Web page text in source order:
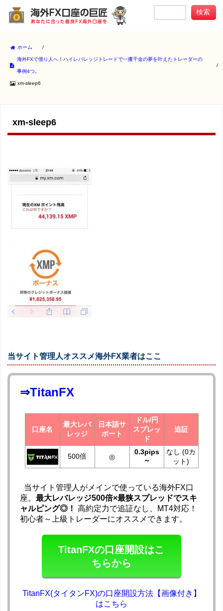
ホーム /
海外FXで億り人へ！ハイレバレッジトレードで一攫千金の夢を叶えたトレーダーの
事例4つ。
/
xm-sleep6
xm-sleep6
当サイト管理人オススメ海外FX業者はここ
⇒TitanFX
口座名
最大レバ
レッジ
日本語サ
ポート
ドル/円
スプレッ
ド
追証
500倍 ◎
0.3pips
～
なし (0カ
ット)
当サイト管理人がメインで使っている海外FX口
座。 最大レバレッジ500倍×最狭スプレッドでスキ
ャルピング◎！ 高約定力で追証なし、MT4対応！
初心者～上級トレーダーにオススメできます。
TitanFXの口座開設はこ
ちらから
TitanFX(タイタンFX)の口座開設方法【画像付き】
はこちら